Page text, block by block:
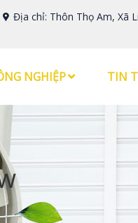
Địa chỉ: Thôn Thọ Am, Xã
NGHIỆP TIN